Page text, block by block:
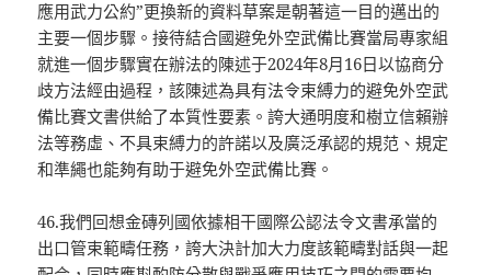
應用武力公約”更換新的資料草案是朝著這一目的邁出的
主要一個步驟。接待結合國避免外空武備比賽當局專家組
就進一個步驟實在辦法的陳述于2024年8月16日以協商分
歧方法經由過程，該陳述為具有法令束縛力的避免外空武
備比賽文書供給了本質性要素。誇大通明度和樹立信賴辦
法等務虛、不具束縛力的許諾以及廣泛承認的規范、規定
和準繩也能夠有助于避免外空武備比賽。
46.我們回想金磚列國依據相干國際公認法令文書承當的
出口管束範疇任務，誇大決計加大力度該範疇對話與一起